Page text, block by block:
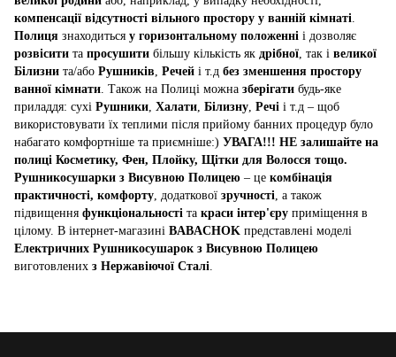
компенсації відсутності вільного простору у ванній кімнаті.
Полиця знаходиться у горизонтальному положенні і дозволяє
розвісити та просушити більшу кількість як дрібної, так і великої
Білизни та/або Рушників, Речей і т.д без зменшення простору
ванної кімнати. Також на Полиці можна зберігати будь-яке
приладдя: сухі Рушники, Халати, Білизну, Речі і т.д – щоб
використовувати їх теплими після прийому банних процедур було
набагато комфортніше та приємніше:) УВАГА!!! НЕ залишайте на
полиці Косметику, Фен, Плойку, Щітки для Волосся тощо.
Рушникосушарки з Висувною Полицею – це комбінація
практичності, комфорту, додаткової зручності, а також
підвищення функціональності та краси інтер'єру приміщення в
цілому. В інтернет-магазині BABACHOK представлені моделі
Електричних Рушникосушарок з Висувною Полицею
виготовлених з Нержавіючої Сталі.